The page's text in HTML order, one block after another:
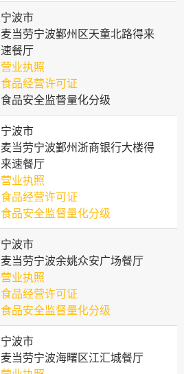
宁波市
麦当劳宁波鄞州区天童北路得来
速餐厅
营业执照
食品经营许可证
食品安全监督量化分级
宁波市
麦当劳宁波鄞州浙商银行大楼得
来速餐厅
营业执照
食品经营许可证
食品安全监督量化分级
宁波市
麦当劳宁波余姚众安广场餐厅
营业执照
食品经营许可证
食品安全监督量化分级
宁波市
麦当劳宁波海曙区江汇城餐厅